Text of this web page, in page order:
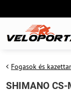
Fogasok és
SHIMANO